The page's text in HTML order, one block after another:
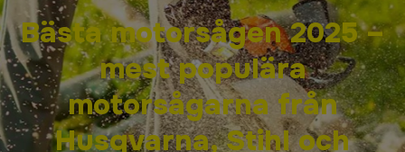
Bästa motorsågen 2025 –
mest populära
motorsågarna från
Husqvarna, Stihl och